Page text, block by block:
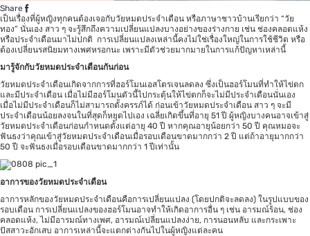
Share
เป็นเรื่องที่ผู้หญิงทุกคนต้องเจอกับวัยหมดประจำเดือน หรือภาษาชาวบ้านเรียกว่า “วัย
ทอง” นั่นเอง สาว ๆ จะรู้สึกถึงความเปลี่ยนแปลงบางอย่างของร่างกาย เช่น ช่องคลอดแห้ง
หรือประจำเดือนมาไม่ปกติ การเปลี่ยนแปลงเหล่านี้คงไม่ใช่เรื่องใหญ่ในการใช้ชีวิต หรือ
ต้องเปลี่ยนรสนิยมทางเพศหรอกนะ เพราะมีตัวช่วยมากมายในการแก้ปัญหาเหล่านี้
มารู้จักกับวัยหมดประจำเดือนกันก่อน
วัยหมดประจำเดือนเกิดจากการที่ฮอร์โมนเอสโตรเจนลดลง ซึ่งเป็นฮอร์โมนที่ทำให้ไข่ตก
และมีประจำเดือน เมื่อไม่มีฮอร์โมนตัวนี้ไปกระตุ้นให้ไข่ตกก็จะไม่มีประจำเดือนนั่นเอง
เมื่อไม่มีประจำเดือนก็ไม่สามารถตั้งครรภ์ได้ ก่อนเข้าวัยหมดประจำเดือน สาว ๆ จะมี
ประจำเดือนน้อยลงจนในที่สุดก็หยุดไปเอง เฉลี่ยเกิดขึ้นที่อายุ 51 ปี ผู้หญิงบางคนอาจเข้าสู่
วัยหมดประจำเดือนก่อนกำหนดตั้งแต่อายุ 40 ปี หากคุณอายุน้อยกว่า 50 ปี คุณหมอจะ
ฟันธงว่าคุณเข้าสู่วัยหมดประจำเดือนเมื่อรอบเดือนขาดมากกว่า 2 ปี แต่ถ้าอายุมากกว่า
50 ปี จะฟันธงเมื่อรอบเดือนขาดมากกว่า 1 ปีเท่านั้น
อาการของวัยหมดประจำเดือน
อาการหลักของวัยหมดประจำเดือนคือการเปลี่ยนแปลง (โดยปกติจะลดลง) ในรูปแบบของ
รอบเดือน การเปลี่ยนแปลงของฮอร์โมนอาจทำให้เกิดอาการอื่น ๆ เช่น อารมณ์ร้อน, ช่อง
คลอดแห้ง, ไม่มีอารมณ์ทางเพศ, อารมณ์เปลี่ยนแปลงง่าย, การนอนหลับ และกระเพาะ
ปัสสาวะอักเสบ อาการเหล่านี้จะแตกต่างกันไปในผู้หญิงแต่ละคน